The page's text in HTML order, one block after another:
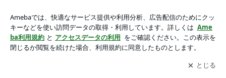
ロン・カフェアプリをダウンロードして ブログの更新通知
を受け取りまし
ょう。
開く